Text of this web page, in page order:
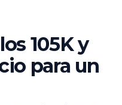
105K y
para un